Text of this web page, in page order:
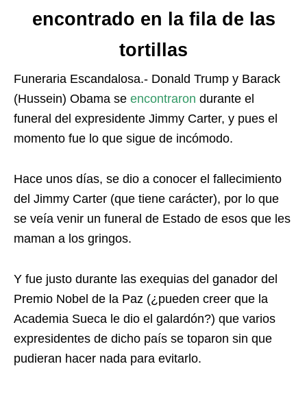
encontrado en la fila de las
tortillas
Funeraria Escandalosa.- Donald Trump y Barack
(Hussein) Obama se encontraron durante el
funeral del expresidente Jimmy Carter, y pues el
momento fue lo que sigue de incómodo.
Hace unos días, se dio a conocer el fallecimiento
del Jimmy Carter (que tiene carácter), por lo que
se veía venir un funeral de Estado de esos que les
maman a los gringos.
Y fue justo durante las exequias del ganador del
Premio Nobel de la Paz (¿pueden creer que la
Academia Sueca le dio el galardón?) que varios
expresidentes de dicho país se toparon sin que
pudieran hacer nada para evitarlo.